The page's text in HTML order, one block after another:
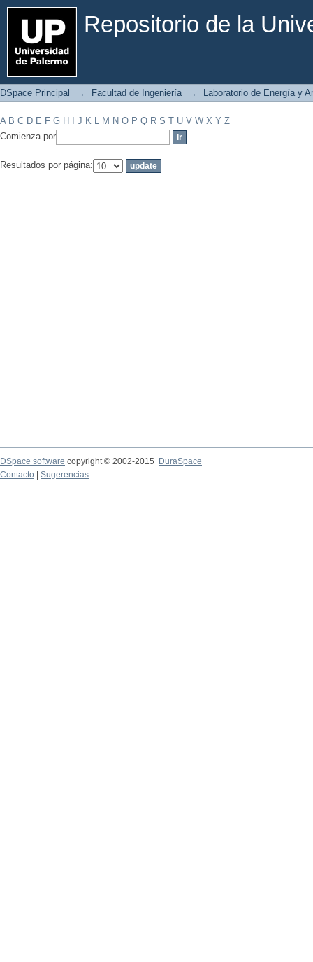
Repositorio de la
Filtrar por: Materia
DSpace Principal → Facultad de Ingeniería → Laboratorio de Energía y
A B C D E F G H J K L M N O P Q R S T U V W X Y Z
Comienza por
Resultados por página:
DSpace software copyright © 2002-2015
DuraSpace
Contacto
Sugerencias